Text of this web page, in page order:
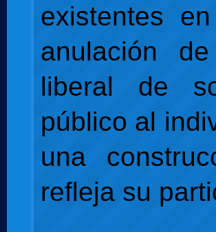
existentes
anulación
liberal de
público al
una
refleja su